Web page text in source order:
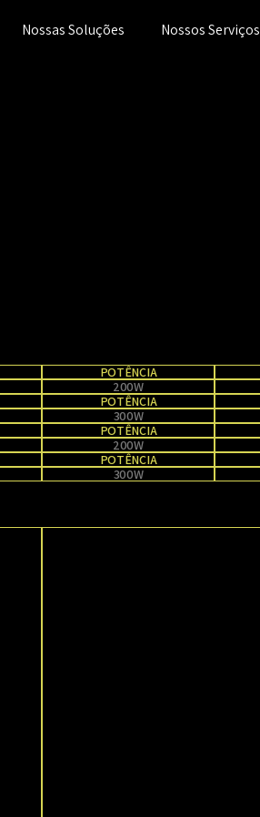
Nossas Soluções Nossos Serviços
POTÊNCIA
200W
POTÊNCIA
300W
POTÊNCIA
200W
POTÊNCIA
300W